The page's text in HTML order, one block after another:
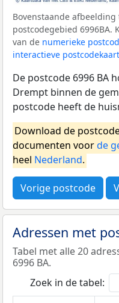
Bovenstaande
postcodegebied 6996BA.
van de numerieke
interactieve postcodekaart
De postcode 6996 BA
Drempt binnen de
postcode heeft de
Download de
documenten voorde
heel Nederland.
Vorige postcode
Adressen met
Tabel met alle 20
6996 BA.
Zoek in de tabel: